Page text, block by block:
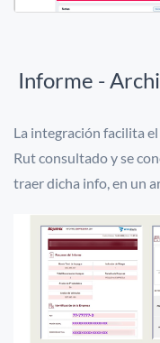
Informe -
La integración facilita
Rut consultadoy se
traer dicha info, en un